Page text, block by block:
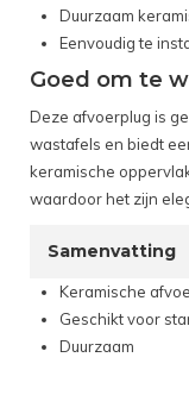
Duurzaam
Eenvoudig te
Goed om te
Deze afvoerplug is
wastafels en biedt
keramische
waardoor het zijn
Samenvatting
Keramische
Geschikt voor
Duurzaam